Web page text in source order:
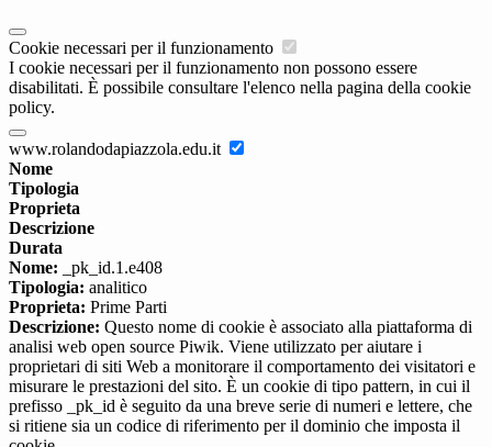
Cookie necessari per il funzionamento
I cookie necessari per il funzionamento non possono essere
disabilitati. È possibile consultare l'elenco nella pagina della cookie
policy.
www.rolandodapiazzola.edu.it
Nome
Tipologia
Proprieta
Descrizione
Durata
Nome: _pk_id.1.e408
Tipologia: analitico
Proprieta: Prime Parti
Descrizione: Questo nome di cookie è associato alla piattaforma di
analisi web open source Piwik. Viene utilizzato per aiutare i
proprietari di siti Web a monitorare il comportamento dei visitatori e
misurare le prestazioni del sito. È un cookie di tipo pattern, in cui il
prefisso _pk_id è seguito da una breve serie di numeri e lettere, che
si ritiene sia un codice di riferimento per il dominio che imposta il